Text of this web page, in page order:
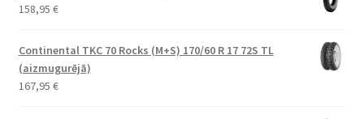
158,95 €
Continental TKC 70 Rocks (M+S) 170/60 R 17 72S TL
(aizmugurējā)
167,95 €